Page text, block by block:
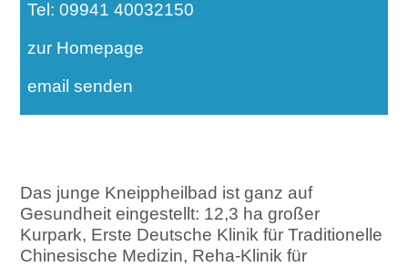
Tel: 09941 40032150
zur Homepage
email senden
Das junge Kneippheilbad ist ganz auf
Gesundheit eingestellt: 12,3 ha großer
Kurpark, Erste Deutsche Klinik für Traditionelle
Chinesische Medizin, Reha-Klinik für